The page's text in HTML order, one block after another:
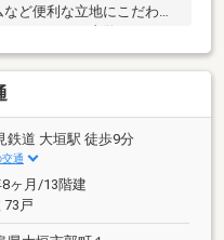
ど便利な立地にこだわり
す。ぜひご内覧くださ
鉄道 大垣駅 徒歩9分
通
ヶ月/13階建
73戸